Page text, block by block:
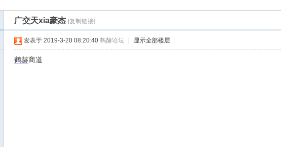
›
广交天xia豪杰 [复制链接]
发表于 2019-3-20 08:20:40 鹤赫论坛 显示全部楼层
鹤赫商道